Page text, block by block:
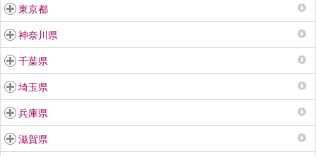
東京都
神奈川県
千葉県
埼玉県
兵庫県
滋賀県